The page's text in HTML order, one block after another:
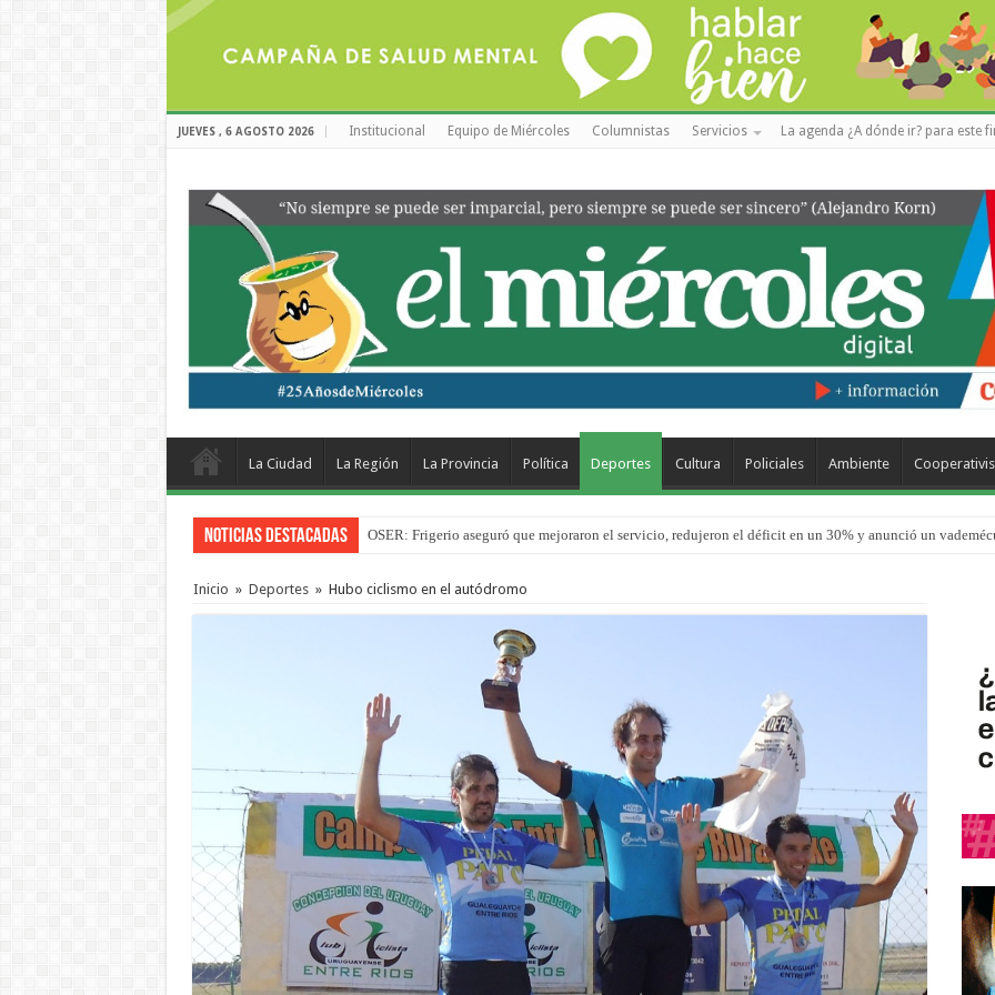
JUEVES , 6 AGOSTO 2026 Institucional Equipo de Miércoles Columnistas Servicios La agenda ¿A dónde ir? para este
La Ciudad La Región La Provincia Política Deportes Cultura Policiales Ambiente
Noticias Destacadas OSER: Frigerio aseguró que mejoraron el servicio, redujeron el déficit en un 30% y anunció un
Inicio » Deportes » Hubo ciclismo en el autódromo